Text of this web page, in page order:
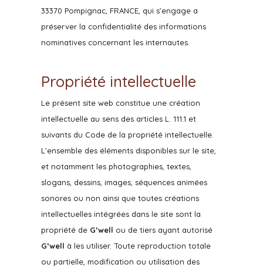
33370 Pompignac, FRANCE, qui s’engage a
préserver la confidentialité des informations
nominatives concernant les internautes.
Propriété intellectuelle
Le présent site web constitue une création
intellectuelle au sens des articles L. 111.1 et
suivants du Code de la propriété intellectuelle.
L’ensemble des éléments disponibles sur le site,
et notamment les photographies, textes,
slogans, dessins, images, séquences animées
sonores ou non ainsi que toutes créations
intellectuelles intégrées dans le site sont la
propriété de G’well ou de tiers ayant autorisé
G’well à les utiliser. Toute reproduction totale
ou partielle, modification ou utilisation des